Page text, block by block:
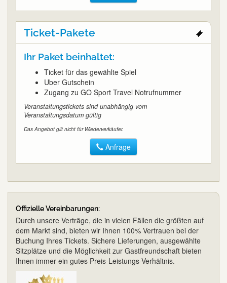
Ticket-Pakete
Ihr Paket beinhaltet:
Ticket für das gewählte Spiel
Uber Gutschein
Zugang zu GO Sport Travel Notrufnummer
Veranstaltungstickets sind unabhängig vom
Veranstaltungsdatum gültig
Das Angebot gilt nicht für Wiederverkäufer.
Anfrage
Offizielle Vereinbarungen:
Durch unsere Verträge, die in vielen Fällen die größten auf
dem Markt sind, bieten wir Ihnen 100% Vertrauen bei der
Buchung Ihres Tickets. Sichere Lieferungen, ausgewählte
Sitzplätze und die Möglichkeit zur Gastfreundschaft bieten
Ihnen immer ein gutes Preis-Leistungs-Verhältnis.